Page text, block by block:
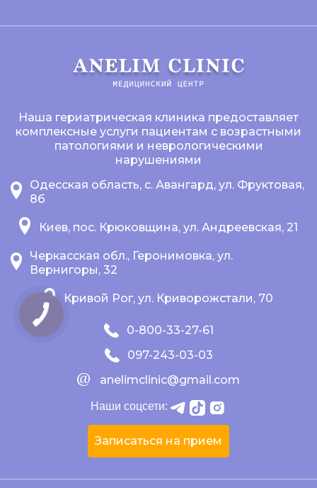
Наша гериатрическая клиника предоставляет
комплексные услуги пациентам с возрастными
патологиями и неврологическими
нарушениями
Одесская область, с. Авангард, ул. Фруктовая,
8б
Киев, пос. Крюковщина, ул. Андреевская, 21
Черкасская обл., Геронимовка, ул.
Вернигоры, 32
Кривой Рог, ул. Криворожстали, 70
0-800-33-27-61
097-243-03-03
anelimclinic@gmail.com
Наши соцсети:
Записаться на прием